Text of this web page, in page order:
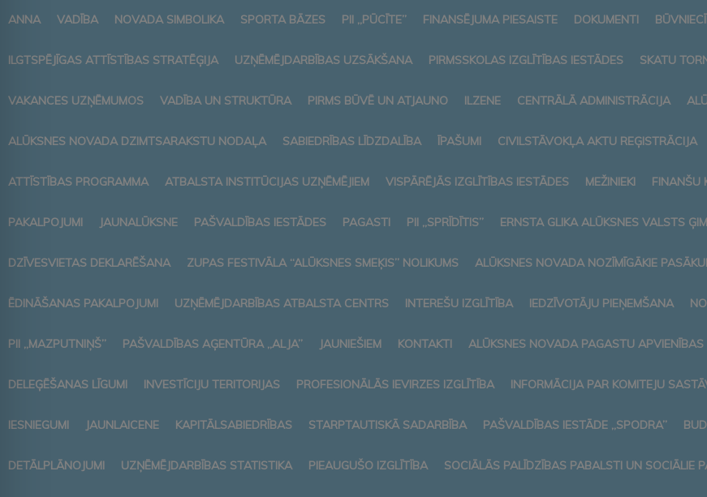
ANNA VADĪBA NOVADA SIMBOLIKA SPORTA BĀZES PII „PŪCĪTE” FINANSĒJUMA PIESAISTE DOKUMENTI
ILGTSPĒJĪGAS ATTĪSTĪBAS STRATĒĢIJA UZŅĒMĒJDARBĪBAS UZSĀKŠANA PIRMSSKOLAS IZGLĪTĪBAS IESTĀDES SKATU
VAKANCES UZŅĒMUMOS VADĪBA UN STRUKTŪRA PIRMS BŪVĒ UN ATJAUNO ILZENE CENTRĀLĀ ADMINISTRĀCIJA
ALŪKSNES NOVADA DZIMTSARAKSTU NODAĻA SABIEDRĪBAS LĪDZDALĪBA ĪPAŠUMI CIVILSTĀVOKĻA AKTU REĢISTRĀCIJA
ATTĪSTĪBAS PROGRAMMA ATBALSTA INSTITŪCIJAS UZŅĒMĒJIEM VISPĀRĒJĀS IZGLĪTĪBAS IESTĀDES MEŽINIEKI FINANŠU
PAKALPOJUMI JAUNALŪKSNE PAŠVALDĪBAS IESTĀDES PAGASTI PII „SPRĪDĪTIS” ERNSTA GLIKA ALŪKSNES VALSTS
DZĪVESVIETAS DEKLARĒŠANA ZUPAS FESTIVĀLA “ALŪKSNES SMEĶIS” NOLIKUMS ALŪKSNES NOVADA NOZĪMĪGĀKIE
ĒDINĀŠANAS PAKALPOJUMI UZŅĒMĒJDARBĪBAS ATBALSTA CENTRS INTEREŠU IZGLĪTĪBA IEDZĪVOTĀJU PIEŅEMŠANA
PII „MAZPUTNIŅŠ” PAŠVALDĪBAS AĢENTŪRA „ALJA” JAUNIEŠIEM KONTAKTI ALŪKSNES NOVADA PAGASTU APVIENĪBAS
DELEĢĒŠANAS LĪGUMI INVESTĪCIJU TERITORIJAS PROFESIONĀLĀS IEVIRZES IZGLĪTĪBA INFORMĀCIJA PAR KOMITEJU
IESNIEGUMI JAUNLAICENE KAPITĀLSABIEDRĪBAS STARPTAUTISKĀ SADARBĪBA PAŠVALDĪBAS IESTĀDE „SPODRA”
DETĀLPLĀNOJUMI UZŅĒMĒJDARBĪBAS STATISTIKA PIEAUGUŠO IZGLĪTĪBA SOCIĀLĀS PALĪDZĪBAS PABALSTI UN SOCIĀLIE